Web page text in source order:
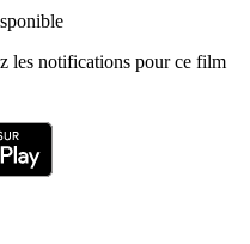
les notifications pour ce film